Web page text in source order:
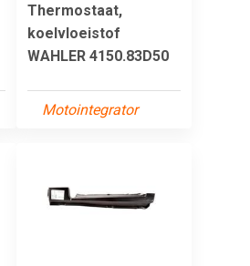
Thermostaat,
koelvloeistof
WAHLER 4150.83D50
Motointegrator